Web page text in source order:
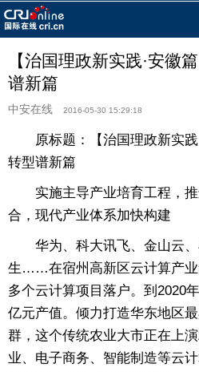
【治国理政新实践·安徽
谱新篇
中安在线 2016-05-30 15:29:18
原标题：【治国理政新实践·
转型谱新篇
实施主导产业培育工程，推
合，现代产业体系加快构建
华为、科大讯飞、金山云、
生……在宿州高新区云计算产业
多个云计算项目落户。到2020
亿元产值。倾力打造华东地区
群，这个传统农业大市正在上
业、电子商务、智能制造等云